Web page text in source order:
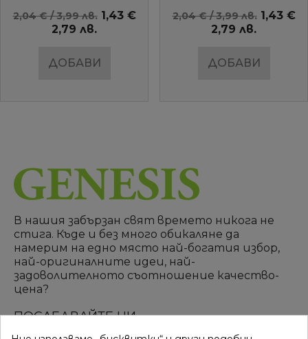
2,04 € / 3,99 лв. 1,43 €
2,79 лв.
ДОБАВИ
AMBIENTE
2,04 € / 3,99 лв. 1,43 €
2,79 лв.
ДОБАВИ
В нашия забързан свят времето никога не
стига. Къде и без много обикаляне да
намерим на едно място най-богатия избор,
най-оригиналните идеи, най-
задоволителното съотношение качество-
цена?
ПОСЛЕДВАЙТЕ НИ